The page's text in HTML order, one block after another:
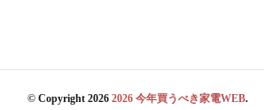
© Copyright 20262026 今年買うべき家電WEB.